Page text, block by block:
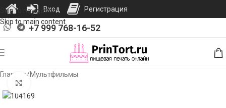
Skip to navigation
Skip to main content
+7 999 768-16-52
Главная/Мультфильмы
Вход Регистрация